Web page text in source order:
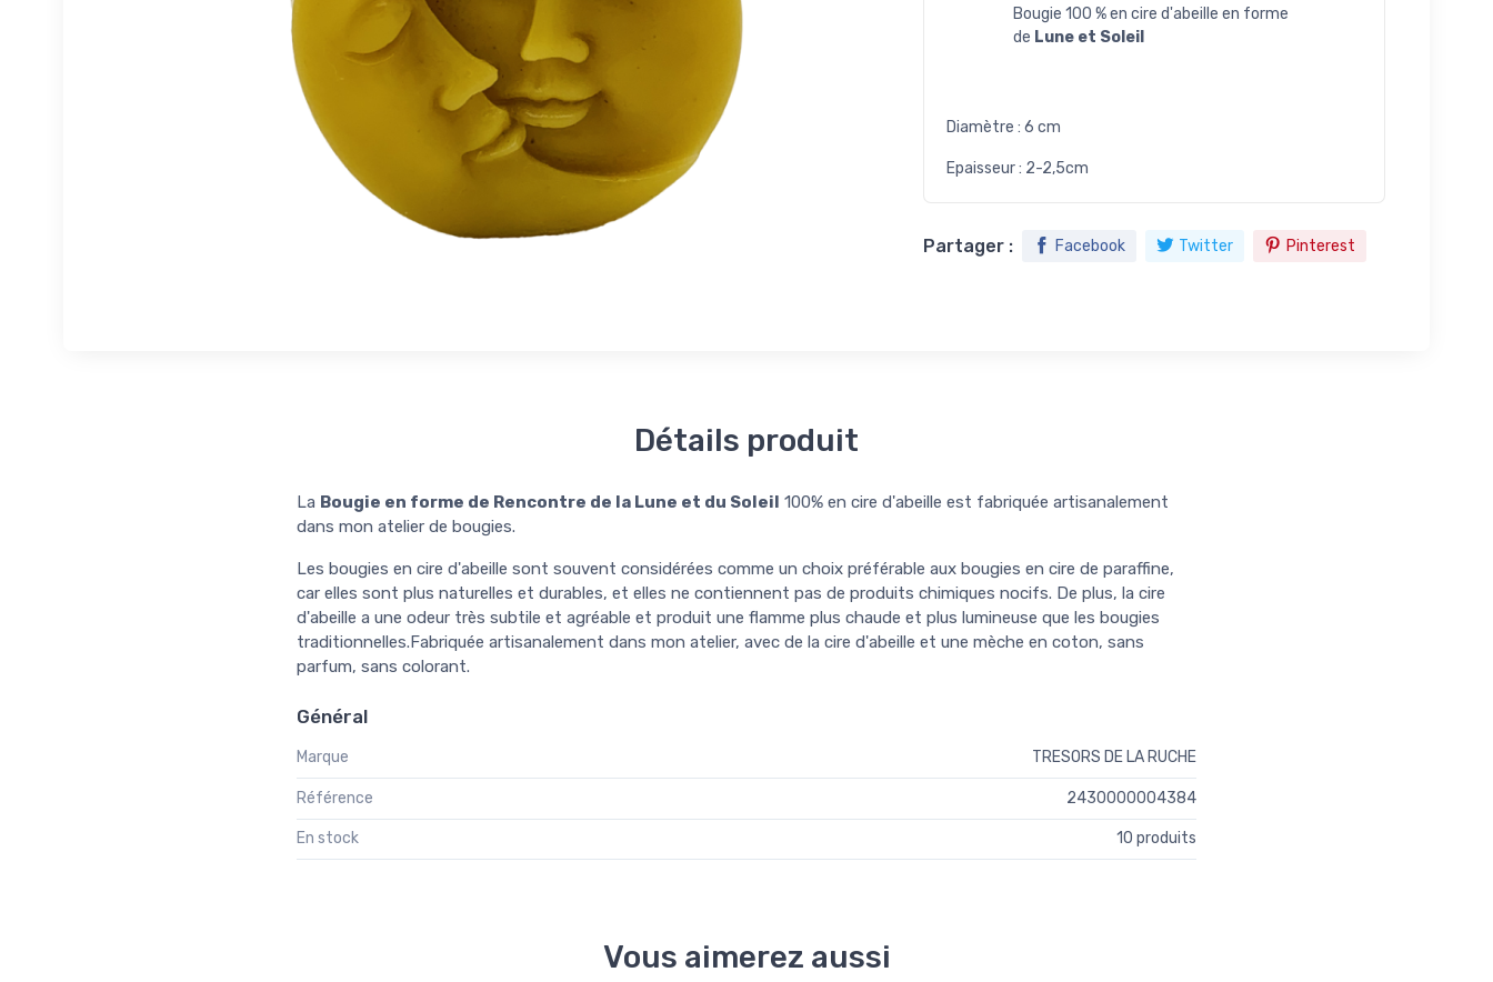
Bougie 100 % en cire d'abeille en forme
de Lune et Soleil
Diamètre : 6 cm
Epaisseur : 2-2,5cm
Partager : Facebook Twitter Pinterest
Détails produit
La Bougie en forme de Rencontre de la Lune et du Soleil 100% en cire d'abeille est fabriquée artisanalement
dans mon atelier de bougies.
Les bougies en cire d'abeille sont souvent considérées comme un choix préférable aux bougies en cire de paraffine,
car elles sont plus naturelles et durables, et elles ne contiennent pas de produits chimiques nocifs. De plus, la cire
d'abeille a une odeur très subtile et agréable et produit une flamme plus chaude et plus lumineuse que les bougies
traditionnelles.Fabriquée artisanalement dans mon atelier, avec de la cire d'abeille et une mèche en coton, sans
parfum, sans colorant.
Général
Marque TRESORS DE LA RUCHE
Référence 2430000004384
En stock 10 produits
Vous aimerez aussi